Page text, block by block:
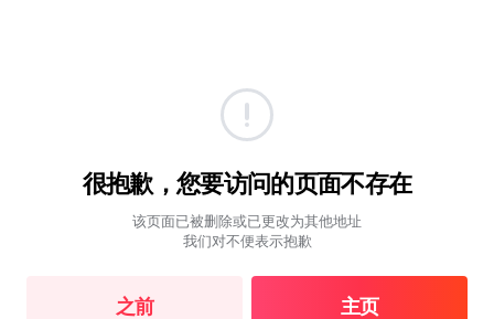
很抱歉，您要访问的页面不存在
该页面已被删除或已更改为其他地址
我们对不便表示抱歉
之前 主页